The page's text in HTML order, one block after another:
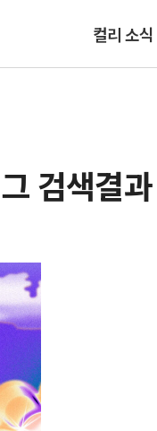
컬리 소식
검색결과